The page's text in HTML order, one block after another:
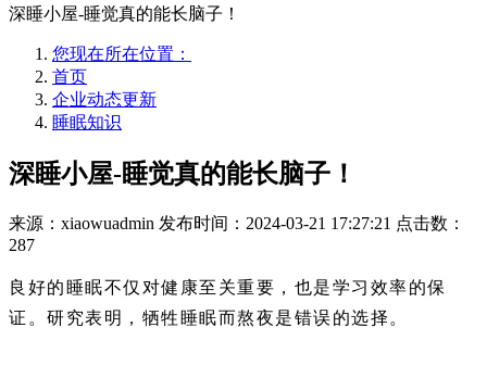
深睡小屋-睡觉真的能长脑子！
您现在所在位置：
首页
企业动态更新
睡眠知识
深睡小屋-睡觉真的能长脑子！
来源：xiaowuadmin 发布时间：2024-03-21 17:27:21 点击数：
287
良好的睡眠不仅对健康至关重要，也是学习效率的保
证。研究表明，牺牲睡眠而熬夜是错误的选择。